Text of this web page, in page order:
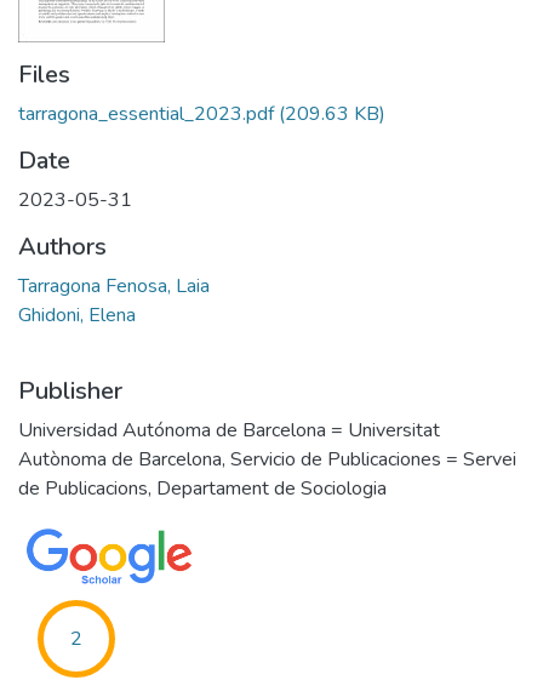
Files
tarragona_essential_2023.pdf(209.63 KB)
Date
2023-05-31
Authors
Tarragona Fenosa, Laia
Ghidoni, Elena
Publisher
Universidad Autónoma de Barcelona = Universitat
Autònoma de Barcelona, Servicio de Publicaciones = Servei
de Publicacions, Departament de Sociologia
2